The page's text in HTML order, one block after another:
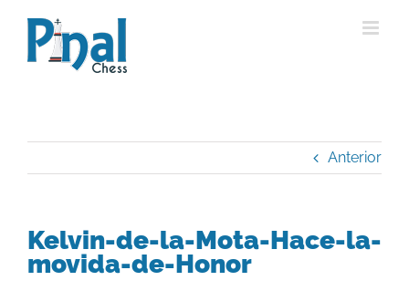
contenido
Anterior
Kelvin-de-la-Mota-Hace-la-
movida-de-Honor